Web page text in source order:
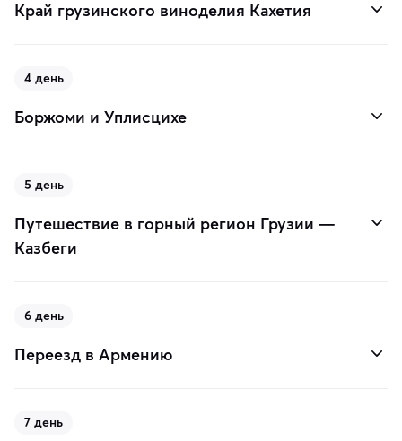
Край грузинского виноделия Кахетия
4 день
Боржоми и Уплисцихе
5 день
Путешествие в горный регион Грузии —
Казбеги
6 день
Переезд в Армению
7 день